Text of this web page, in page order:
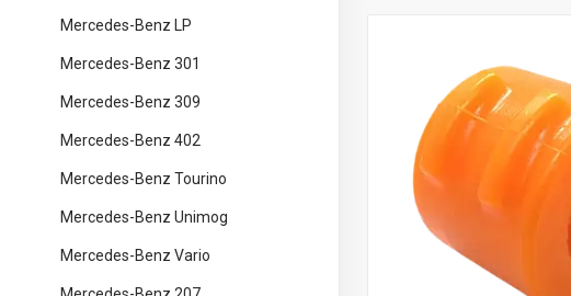
Mercedes-Benz LP
Mercedes-Benz 301
Mercedes-Benz 309
Mercedes-Benz 402
Mercedes-Benz Tourino
Mercedes-Benz Unimog
Mercedes-Benz Vario